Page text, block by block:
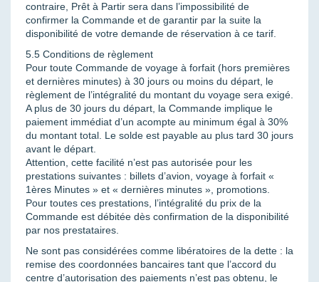
contraire, Prêt à Partir sera dans l’impossibilité de
confirmer la Commande et de garantir par la suite la
disponibilité de votre demande de réservation à ce tarif.
5.5 Conditions de règlement
Pour toute Commande de voyage à forfait (hors premières
et dernières minutes) à 30 jours ou moins du départ, le
règlement de l’intégralité du montant du voyage sera exigé.
A plus de 30 jours du départ, la Commande implique le
paiement immédiat d’un acompte au minimum égal à 30%
du montant total. Le solde est payable au plus tard 30 jours
avant le départ.
Attention, cette facilité n’est pas autorisée pour les
prestations suivantes : billets d’avion, voyage à forfait «
1ères Minutes » et « dernières minutes », promotions.
Pour toutes ces prestations, l’intégralité du prix de la
Commande est débitée dès confirmation de la disponibilité
par nos prestataires.
Ne sont pas considérées comme libératoires de la dette : la
remise des coordonnées bancaires tant que l’accord du
centre d’autorisation des paiements n’est pas obtenu, le